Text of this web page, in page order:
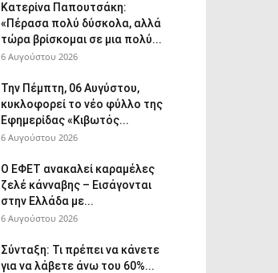
Κατερίνα Παπουτσάκη:
«Πέρασα πολύ δύσκολα, αλλά
τώρα βρίσκομαι σε μια πολύ...
6 Αυγούστου 2026
Την Πέμπτη, 06 Αυγύστου,
κυκλοφορεί το νέο φύλλο της
Εφημερίδας «Κιβωτός...
6 Αυγούστου 2026
Ο ΕΦΕΤ ανακαλεί καραμέλες
ζελέ κάνναβης – Εισάγονται
στην Ελλάδα με...
6 Αυγούστου 2026
Σύνταξη: Τι πρέπει να κάνετε
για να λάβετε άνω του 60%...